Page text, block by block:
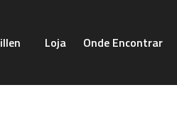
Loja Onde Encontrar